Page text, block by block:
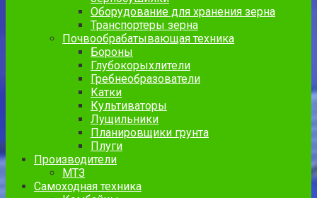
Оборудование для хранения зерна
Транспортеры зерна
Почвообрабатывающая техника
Бороны
Глубокорыхлители
Гребнеобразователи
Катки
Культиваторы
Лущильники
Планировщики грунта
Плуги
Производители
МТЗ
Самоходная техника